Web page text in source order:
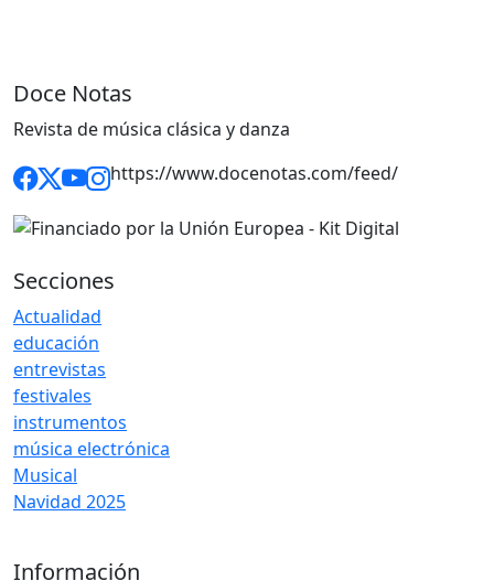
Doce Notas
Revista de música clásica y danza
https://www.docenotas.com/feed/
Secciones
Actualidad
educación
entrevistas
festivales
instrumentos
música electrónica
Musical
Navidad 2025
Información